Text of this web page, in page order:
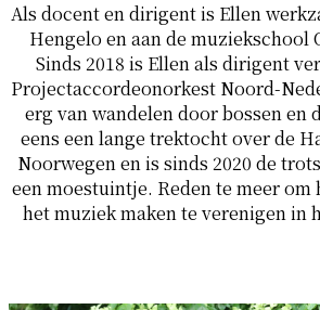
Als docent en dirigent is Ellen
Hengelo en aan de muziekschool
Sinds 2018 is Ellen als dirigent
Projectaccordeonorkest Noord-
erg van wandelen door bossen en
eens een lange trektocht over de
Noorwegen en is sinds 2020 de
een moestuintje. Reden te meer
het muziek maken te verenigen in